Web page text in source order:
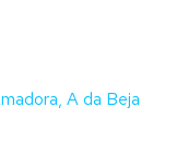
A da Beja